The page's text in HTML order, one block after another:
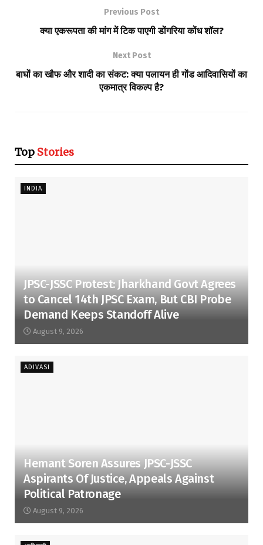
Previous Post
क्या एकरूपता की मांग में टिक पाएगी डोंगरिया कोंध शॉल?
Next Post
बाघों का खौफ और शादी का संकट: क्या पलायन ही गोंड आदिवासियों का
एकमात्र विकल्प है?
Top Stories
INDIA
JPSC-JSSC Protest: Jharkhand Govt Agrees
to Cancel 14th JPSC Exam, But CBI Probe
Demand Keeps Standoff Alive
August 9, 2026
ADIVASI
Hemant Soren Assures JPSC-JSSC
Aspirants Of Justice, Appeals Against
Political Patronage
August 9, 2026